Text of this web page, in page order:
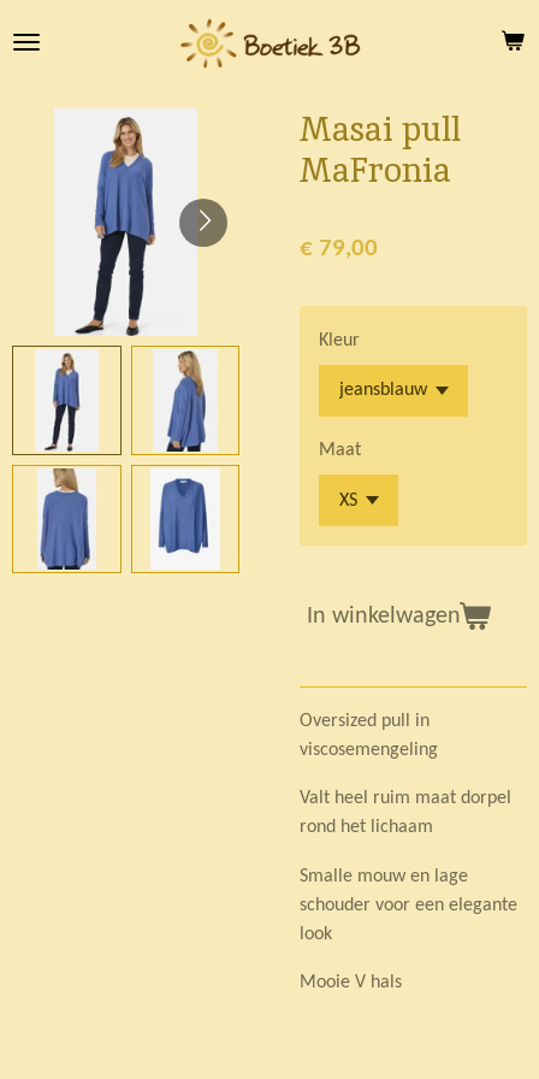
direct
hoofdinhoud
Masai pull
MaFronia
€ 79,00
Kleur
Maat
In winkelwagen
Oversized pull in
viscosemengeling
Valt heel ruim maat dorpel
rond het lichaam
Smalle mouw en lage
schouder voor een elegante
look
Mooie V hals